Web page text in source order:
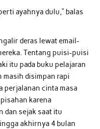
ayahnya dulu,” balas
deras lewat email-
Tentang puisi-puisi
itu pada buku pelajaran
masih disimpan rapi
perjalanan cinta masa
karena
dan sejak saat itu
akhirnya 4 bulan